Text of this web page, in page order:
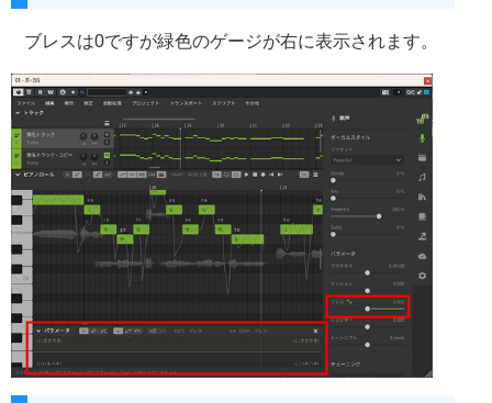
ブレスは0ですが緑色のゲージが右に表示されます。